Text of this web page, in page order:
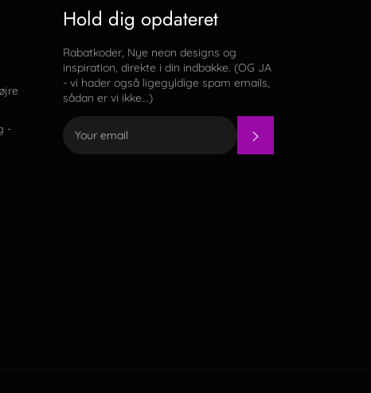
-
Hold dig opdateret
Rabatkoder, Nye neon designs og
inspiration, direkte i din indbakke. (OG JA
- vi hader også ligegyldige spam emails,
sådan er vi ikke...)